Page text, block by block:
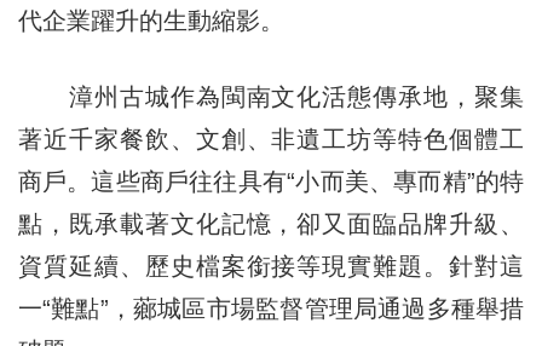
代企業躍升的生動縮影。
漳州古城作為閩南文化活態傳承地，聚集
著近千家餐飲、文創、非遺工坊等特色個體工
商戶。這些商戶往往具有“小而美、專而精”的特
點，既承載著文化記憶，卻又面臨品牌升級、
資質延續、歷史檔案銜接等現實難題。針對這
一“難點”，薌城區市場監督管理局通過多種舉措